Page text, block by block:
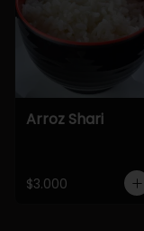
Arroz Shari
$3.000